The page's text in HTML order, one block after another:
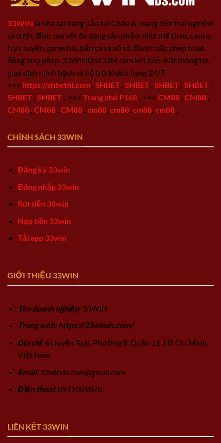
33WIN là nhà cái hàng đầu tại Châu Á, mang đến trải nghiệm
cá cược đỉnh cao với đa dạng sản phẩm như thể thao, casino
trực tuyến, game bài, bắn cá và xổ số. Được cấp phép hoạt
động hợp pháp, 33WINDS.COM cam kết bảo mật thông tin,
giao dịch minh bạch và hỗ trợ khách hàng 24/7.
>>> https://shbethi.com SHBET SHBET SHBET SHBET
SHBET SHBET >>> Trang chủ F168 >>> CM88 CM88
CM88 CM88 CM88 cm88 cm88 cm88 cm88
CHÍNH SÁCH 33WIN
Đăng ký 33win
Đăng nhập 33win
Rút tiền 33win
Nạp tiền 33win
Tải app 33win
GIỚI THIỆU 33WIN
Tên doanh nghiệp: 33WIN
Trang web: https://33winds.com/
Địa chỉ: 6 Huyện Toại, Phường 8, Quận 11, Hồ Chí Minh,
Việt Nam
Email: 33winds.com@gmail.com
Điện thoại: 0911009870
LIÊN KẾT 33WIN